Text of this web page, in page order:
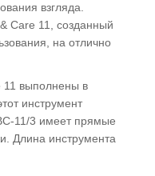
взгляда.
Care 11, созданный
на отлично
11 выполнены в
инструмент
11/3 имеет прямые
Длина инструмента